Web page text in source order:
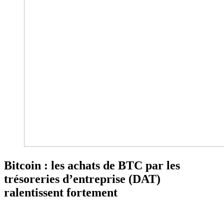
Bitcoin : les achats de BTC par les
trésoreries d’entreprise (DAT)
ralentissent fortement